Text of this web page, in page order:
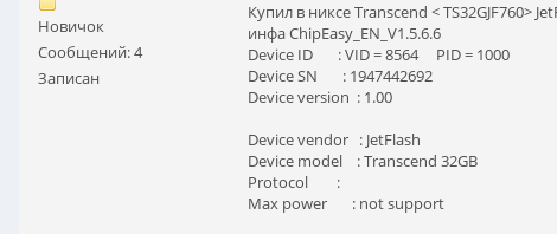
Новичок
Сообщений: 4
Записан
Купил в никсе Transcend < TS32GJF760>
инфа ChipEasy_EN_V1.5.6.6
Device ID : VID = 8564 PID = 1000
Device SN : 1947442692
Device version : 1.00
Device vendor : JetFlash
Device model : Transcend 32GB
Protocol :
Max power : not support